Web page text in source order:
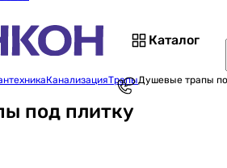
Каталог
КанализацияТрапыДушевые трапы
под плитку